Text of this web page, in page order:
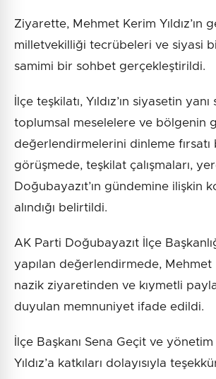
Ziyarette, Mehmet Kerim Yıldız’ın
milletvekilliği tecrübeleri ve siyasi
samimi bir sohbet gerçekleştirildi.
İlçe teşkilatı, Yıldız’ın siyasetin
toplumsal meselelere ve bölgenin
değerlendirmelerini dinleme fırsatı
görüşmede, teşkilat çalışmaları,
Doğubayazıt’ın gündemine ilişkin
alındığı belirtildi.
AK Parti Doğubayazıt İlçe
yapılan değerlendirmede, Mehmet
nazik ziyaretinden ve kıymetli
duyulan memnuniyet ifade edildi.
İlçe Başkanı Sena Geçit ve
Yıldız’a katkıları dolayısıyla